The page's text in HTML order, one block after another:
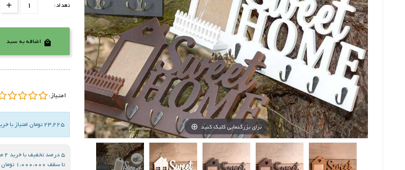
برای بزرگنمایی کلیک کنید
تعداد:
 اضافه به سبد
امتیاز:
23,225 تومان امتیاز با خرید 1 عدد از این کالا
5 درصد تخفیف با خرید 2 محصول
تا سقف 1،000،000 تومان